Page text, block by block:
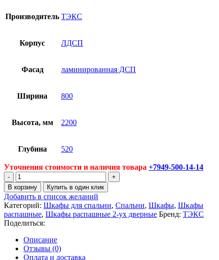
Производитель ТЭКС
Корпус ЛДСП
Фасад ламинированная ДСП
Ширина 800
Высота, мм 2200
Глубина 520
Уточнения стоимости и наличия товара +7949-500-14-14
Количество
товара
Шкаф
Вегас
В корзину Купить в один клик
Добавить в список желаний
Категорий: Шкафы для спальни, Спальни, Шкафы, Шкафы
распашные, Шкафы распашные 2-ух дверные Бренд: ТЭКС
Поделиться:
Описание
Отзывы (0)
Оплата и доставка